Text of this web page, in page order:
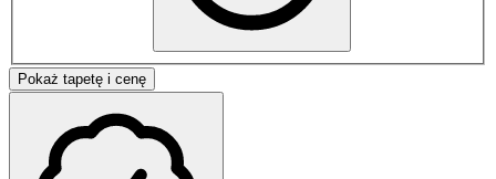
Pokaż tapetę i cenę